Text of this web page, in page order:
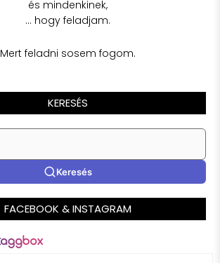
és mindenkinek,
… hogy feladjam.
Mert feladni sosem fogom.
KERESÉS
Keresés
FACEBOOK & INSTAGRAM